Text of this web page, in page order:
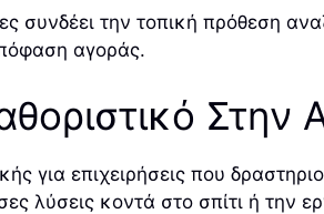
την τοπική πρόθεση
αγοράς.
για επιχειρήσεις που
κοντά στο σπίτι ή την